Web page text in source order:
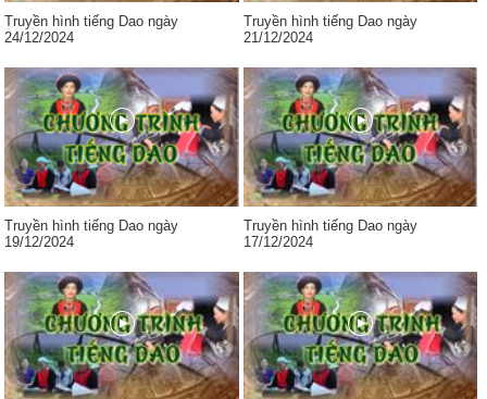
Truyền hình tiếng Dao ngày
24/12/2024
Truyền hình tiếng Dao ngày
21/12/2024
Truyền hình tiếng Dao ngày
19/12/2024
Truyền hình tiếng Dao ngày
17/12/2024